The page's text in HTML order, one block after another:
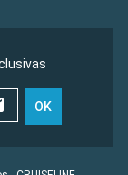
OK